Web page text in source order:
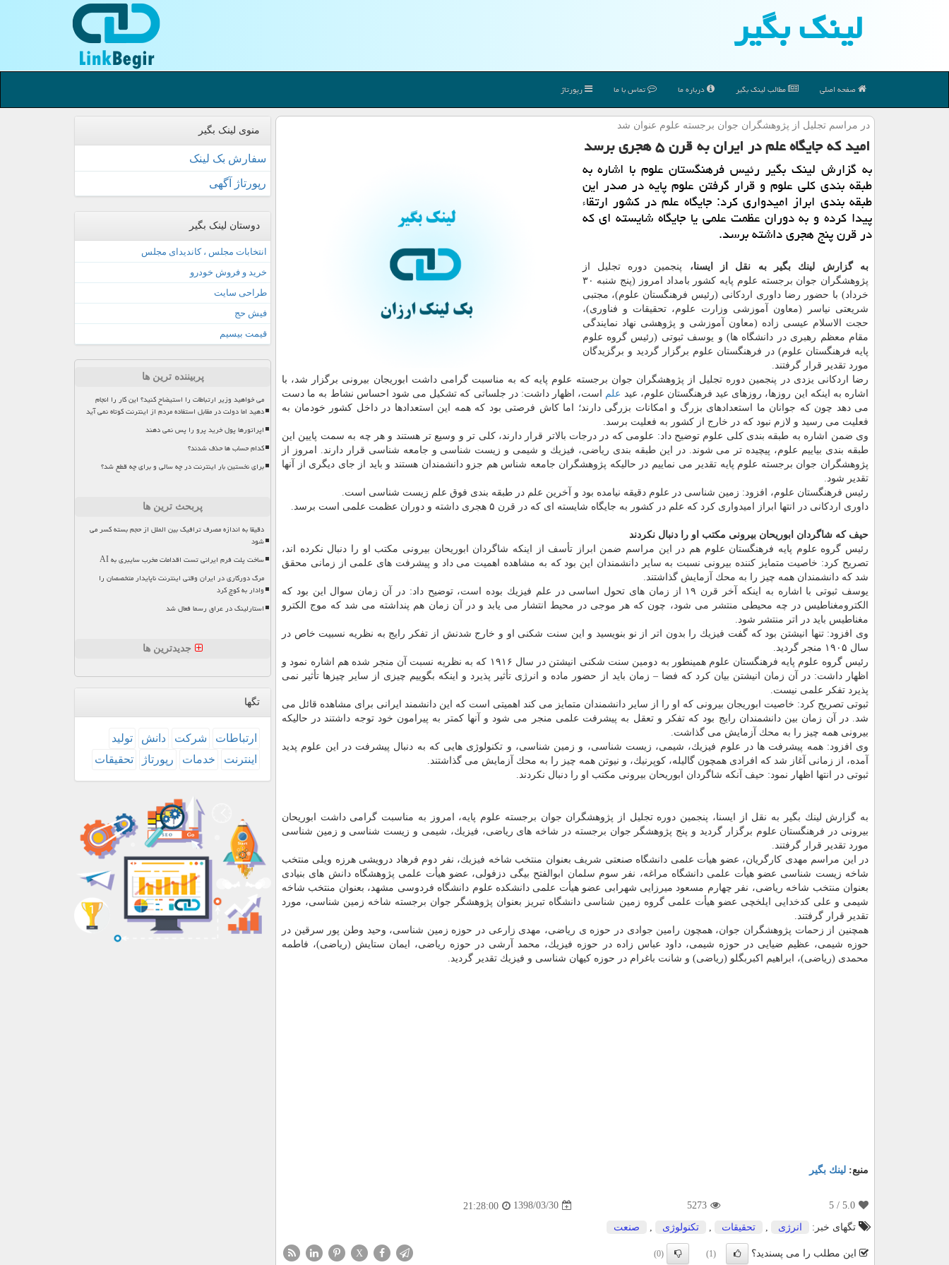
لینك بگیر
صفحه اصلی مطالب لینك بگیر درباره ما تماس با ما رپورتاژ
در مراسم تجلیل از پژوهشگران جوان برجسته علوم عنوان شد
امید كه جایگاه علم در ایران به قرن ۵ هجری برسد
به گزارش لینك بگیر رئیس فرهنگستان علوم با اشاره به
طبقه بندی كلی علوم و قرار گرفتن علوم پایه در صدر این
طبقه بندی ابراز امیدواری كرد: جایگاه علم در كشور ارتقاء
پیدا كرده و به دوران عظمت علمی یا جایگاه شایسته ای كه
در قرن پنج هجری داشته برسد.
به گزارش لینك بگیر به نقل از ایسنا، پنجمین دوره تجلیل از
پژوهشگران جوان برجسته علوم پایه كشور بامداد امروز (پنج شنبه ۳۰
خرداد) با حضور رضا داوری اردكانی (رئیس فرهنگستان علوم)، مجتبی
شریعتی نیاسر (معاون آموزشی وزارت علوم، تحقیقات و فناوری)،
حجت الاسلام عیسی زاده (معاون آموزشی و پژوهشی نهاد نمایندگی
مقام معظم رهبری در دانشگاه ها) و یوسف ثبوتی (رئیس گروه علوم
پایه فرهنگستان علوم) در فرهنگستان علوم برگزار گردید و برگزیدگان
مورد تقدیر قرار گرفتند.
رضا اردكانی یزدی در پنجمین دوره تجلیل از پژوهشگران جوان برجسته علوم پایه كه به مناسبت گرامی داشت ابوریجان بیرونی برگزار شد، با
اشاره به اینكه این روزها، روزهای عید فرهنگستان علوم، عید علم است، اظهار داشت: در جلساتی كه تشكیل می شود احساس نشاط به ما دست
می دهد چون كه جوانان ما استعدادهای بزرگ و امكانات بزرگی دارند؛ اما كاش فرصتی بود كه همه این استعدادها در داخل كشور خودمان به
فعلیت می رسید و لازم نبود كه در خارج از كشور به فعلیت برسد.
وی ضمن اشاره به طبقه بندی كلی علوم توضیح داد: علومی كه در درجات بالاتر قرار دارند، كلی تر و وسیع تر هستند و هر چه به سمت پایین این
طبقه بندی بیاییم علوم، پیچیده تر می شوند. در این طبقه بندی ریاضی، فیزیك و شیمی و زیست شناسی و جامعه شناسی قرار دارند. امروز از
پژوهشگران جوان برجسته علوم پایه تقدیر می نماییم در حالیكه پژوهشگران جامعه شناس هم جزو دانشمندان هستند و باید از جای دیگری از آنها
تقدیر شود.
رئیس فرهنگستان علوم، افزود: زمین شناسی در علوم دقیقه نیامده بود و آخرین علم در طبقه بندی فوق علم زیست شناسی است.
داوری اردكانی در انتها ابراز امیدواری كرد كه علم در كشور به جایگاه شایسته ای كه در قرن ۵ هجری داشته و دوران عظمت علمی است برسد.
حیف كه شاگردان ابوریحان بیرونی مكتب او را دنبال نكردند
رئیس گروه علوم پایه فرهنگستان علوم هم در این مراسم ضمن ابراز تأسف از اینكه شاگردان ابوریحان بیرونی مكتب او را دنبال نكرده اند،
تصریح كرد: خاصیت متمایز كننده بیرونی نسبت به سایر دانشمندان این بود كه به مشاهده اهمیت می داد و پیشرفت های علمی از زمانی محقق
شد كه دانشمندان همه چیز را به محك آزمایش گذاشتند.
یوسف ثبوتی با اشاره به اینكه آخر قرن ۱۹ از زمان های تحول اساسی در علم فیزیك بوده است، توضیح داد: در آن زمان سوال این بود كه
الكترومغناطیس در چه محیطی منتشر می شود، چون كه هر موجی در محیط انتشار می یابد و در آن زمان هم پنداشته می شد كه موج الكترو
مغناطیس باید در اتر منتشر شود.
وی افزود: تنها انیشتن بود كه گفت فیزیك را بدون اتر از نو بنویسید و این سنت شكنی او و خارج شدنش از تفكر رایج به نظریه نسبیت خاص در
سال ۱۹۰۵ منجر گردید.
رئیس گروه علوم پایه فرهنگستان علوم همینطور به دومین سنت شكنی انیشتن در سال ۱۹۱۶ كه به نظریه نسبت آن منجر شده هم اشاره نمود و
اظهار داشت: در آن زمان انیشتن بیان كرد كه فضا – زمان باید از حضور ماده و انرژی تأثیر پذیرد و اینكه بگوییم چیزی از سایر چیزها تأثیر نمی
پذیرد تفكر علمی نیست.
ثبوتی تصریح كرد: خاصیت ابوریجان بیرونی كه او را از سایر دانشمندان متمایز می كند اهمیتی است كه این دانشمند ایرانی برای مشاهده قائل می
شد. در آن زمان بین دانشمندان رایج بود كه تفكر و تعقل به پیشرفت علمی منجر می شود و آنها كمتر به پیرامون خود توجه داشتند در حالیكه
بیرونی همه چیز را به محك آزمایش می گذاشت.
وی افزود: همه پیشرفت ها در علوم فیزیك، شیمی، زیست شناسی، و زمین شناسی، و تكنولوژی هایی كه به دنبال پیشرفت در این علوم پدید
آمده، از زمانی آغاز شد كه افرادی همچون گالیله، كوپرنیك، و نیوتن همه چیز را به محك آزمایش می گذاشتند.
ثبوتی در انتها اظهار نمود: حیف آنكه شاگردان ابوریحان بیرونی مكتب او را دنبال نكردند.
به گزارش لینك بگیر به نقل از ایسنا، پنجمین دوره تجلیل از پژوهشگران جوان برجسته علوم پایه، امروز به مناسبت گرامی داشت ابوریحان
بیرونی در فرهنگستان علوم برگزار گردید و پنج پژوهشگر جوان برجسته در شاخه های ریاضی، فیزیك، شیمی و زیست شناسی و زمین شناسی
مورد تقدیر قرار گرفتند.
در این مراسم مهدی كارگریان، عضو هیأت علمی دانشگاه صنعتی شریف بعنوان منتخب شاخه فیزیك، نفر دوم فرهاد درویشی هرزه ویلی منتخب
شاخه زیست شناسی عضو هیأت علمی دانشگاه مراغه، نفر سوم سلمان ابوالفتح بیگی دزفولی، عضو هیأت علمی پژوهشگاه دانش های بنیادی
بعنوان منتخب شاخه ریاضی، نفر چهارم مسعود میرزایی شهرابی عضو هیأت علمی دانشكده علوم دانشگاه فردوسی مشهد، بعنوان منتخب شاخه
شیمی و علی كدخدایی ایلخچی عضو هیأت علمی گروه زمین شناسی دانشگاه تبریز بعنوان پژوهشگر جوان برجسته شاخه زمین شناسی، مورد
تقدیر قرار گرفتند.
همچنین از زحمات پژوهشگران جوان، همچون رامین جوادی در حوزه ی ریاضی، مهدی زارعی در حوزه زمین شناسی، وحید وطن پور سرقین در
حوزه شیمی، عظیم ضیایی در حوزه شیمی، داود عباس زاده در حوزه فیزیك، محمد آرشی در حوزه ریاضی، ایمان ستایش (ریاضی)، فاطمه
محمدی (ریاضی)، ابراهیم اكبربگلو (ریاضی) و شانت باغرام در حوزه كیهان شناسی و فیزیك تقدیر گردید.
منبع: لینك بگیر
5.0
/ 5
5273
1398/03/30
21:28:00
تگهای خبر:
انرژی تحقیقات تكنولوژی صنعت
این مطلب را می پسندید؟ (1)
(0)
X
منوی لینک بگیر
سفارش بک لینک
رپورتاژ آگهی
دوستان لینک بگیر
انتخابات مجلس ، کاندیدای مجلس
خرید و فروش خودرو
طراحی سایت
فیش حج
قیمت بیسیم
پربیننده ترین ها
می خواهید وزیر ارتباطات را استیضاح کنید؟ این کار را انجام
دهید اما دولت در مقابل استفاده مردم از اینترنت کوتاه نمی آید
اپراتورها پول خرید پرو را پس نمی دهند
کدام حساب ها حذف شدند؟
برای نخستین بار اینترنت در چه سالی و برای چه قطع شد؟
پربحث ترین ها
دقیقا به اندازه مصرف ترافیک بین الملل از حجم بسته کسر می
شود
ساخت پلت فرم ایرانی تست اقدامات مخرب سایبری به AI
مرگ دورکاری در ایران وقتی اینترنت ناپایدار متخصصان را
وادار به کوچ کرد
استارلینک در عراق رسما فعال شد
جدیدترین ها
تگها
ارتباطات شركت دانش
تولید
اینترنت
خدمات رپورتاژ تحقیقات